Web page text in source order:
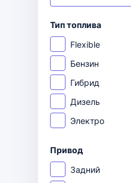
Тип топлива
Flexible
Бензин
Гибрид
Дизель
Электро
Привод
Задний